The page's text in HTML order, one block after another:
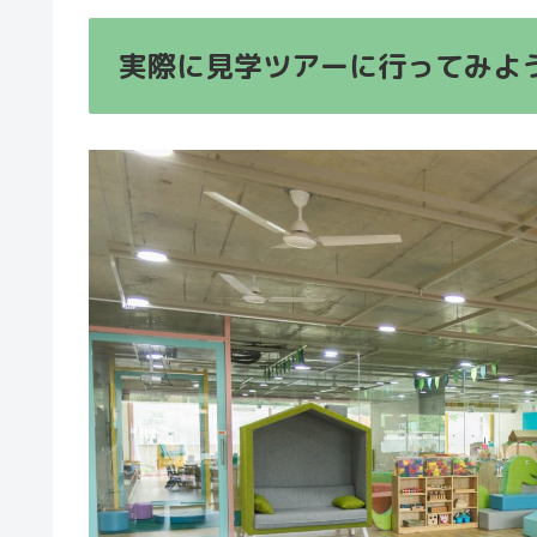
実際に見学ツアーに行ってみよ